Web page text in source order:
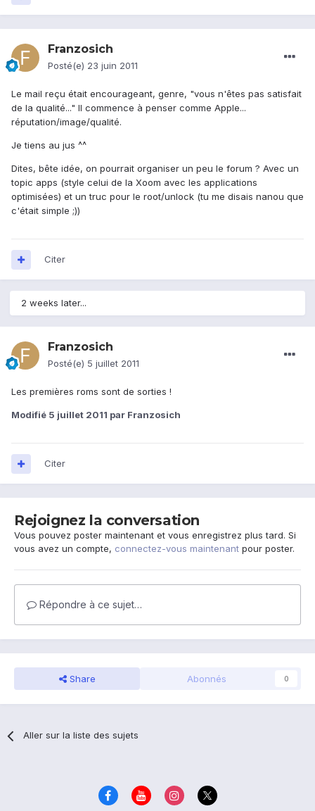
Franzosich
Posté(e) 23 juin 2011
Le mail reçu était encourageant, genre, "vous n'êtes pas satisfait
de la qualité..." Il commence à penser comme Apple...
réputation/image/qualité.
Je tiens au jus ^^
Dites, bête idée, on pourrait organiser un peu le forum ? Avec un
topic apps (style celui de la Xoom avec les applications
optimisées) et un truc pour le root/unlock (tu me disais nanou que
c'était simple ;))
Citer
2 weeks later...
Franzosich
Posté(e) 5 juillet 2011
Les premières roms sont de sorties !
Modifié 5 juillet 2011 par Franzosich
Citer
Rejoignez la conversation
Vous pouvez poster maintenant et vous enregistrez plus tard. Si
vous avez un compte, connectez-vous maintenant pour poster.
Répondre à ce sujet…
Share Abonnés 0
Aller sur la liste des sujets